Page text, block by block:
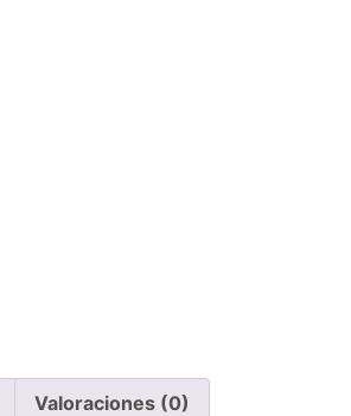
Valoraciones (0)